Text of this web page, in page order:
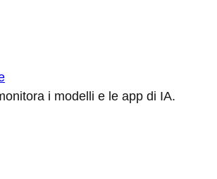
i modelli e le app di IA.